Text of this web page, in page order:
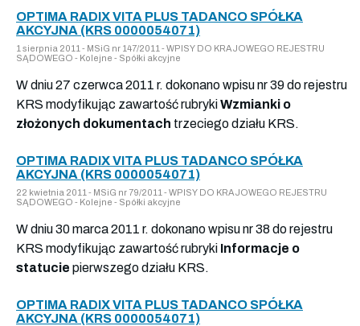
OPTIMA RADIX VITA PLUS TADANCO SPÓŁKA
AKCYJNA (KRS 0000054071)
1 sierpnia 2011 - MSiG nr 147/2011 - WPISY DO KRAJOWEGO REJESTRU
SĄDOWEGO - Kolejne - Spółki akcyjne
W dniu 27 czerwca 2011 r. dokonano wpisu nr 39 do rejestru
KRS modyfikując zawartość rubrykiWzmianki o
złożonych dokumentach trzeciego działu KRS.
OPTIMA RADIX VITA PLUS TADANCO SPÓŁKA
AKCYJNA (KRS 0000054071)
22 kwietnia 2011 - MSiG nr 79/2011 - WPISY DO KRAJOWEGO REJESTRU
SĄDOWEGO - Kolejne - Spółki akcyjne
W dniu 30 marca 2011 r. dokonano wpisu nr 38 do rejestru
KRS modyfikując zawartość rubryki Informacje o
statucie pierwszego działu KRS.
OPTIMA RADIX VITA PLUS TADANCO SPÓŁKA
AKCYJNA (KRS 0000054071)